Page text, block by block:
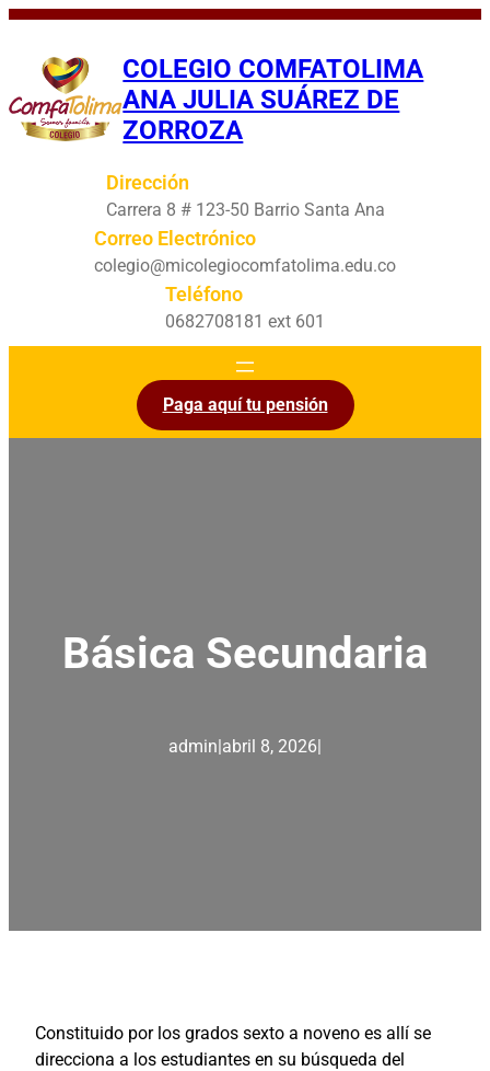
Saltar
contenido
COLEGIO COMFATOLIMA
ANA JULIA SUÁREZ DE
ZORROZA
Dirección
Carrera 8 # 123-50 Barrio Santa Ana
Correo Electrónico
colegio@micolegiocomfatolima.edu.co
Teléfono
0682708181 ext 601
Paga aquí tu pensión
Básica Secundaria
admin|abril 8, 2026|
Constituido por los grados sexto a noveno es allí se
direcciona a los estudiantes en su búsqueda del